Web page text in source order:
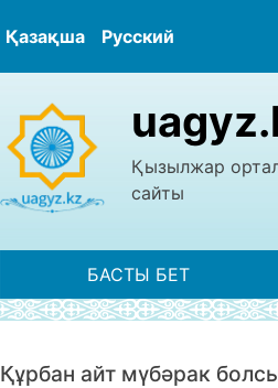
Қазақша Русский
Қызылжар
сайты
БАСТЫ БЕТ
Құрбан айт мүбәрак